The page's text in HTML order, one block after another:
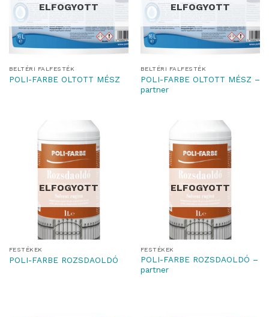
ELFOGYOTT
BELTÉRI FALFESTÉK
POLI-FARBE OLTOTT MÉSZ
ELFOGYOTT
BELTÉRI FALFESTÉK
POLI-FARBE OLTOTT MÉSZ –
partner
ELFOGYOTT
FESTÉKEK
POLI-FARBE ROZSDAOLDÓ
ELFOGYOTT
FESTÉKEK
POLI-FARBE ROZSDAOLDÓ –
partner